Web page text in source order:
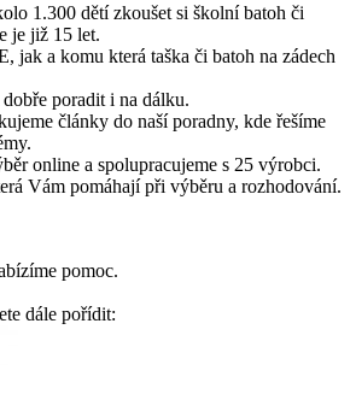
1.300 dětí zkoušet si školní batoh či
je již 15 let.
jak a komu která taška či batoh na zádech
poradit i na dálku.
články do naší poradny, kde řešíme
online a spolupracujeme s 25 výrobci.
Vám pomáhají při výběru a rozhodování.
pomoc.
dále pořídit: